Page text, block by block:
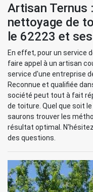
Artisan Ternus
nettoyage de
le 62223 et
En effet, pour un service
faire appel à un artisan
service d'une entreprise
Reconnue et qualifiée
société peut tout à fait
de toiture. Quel que soit
saurons trouver les
résultat optimal.
des questions.